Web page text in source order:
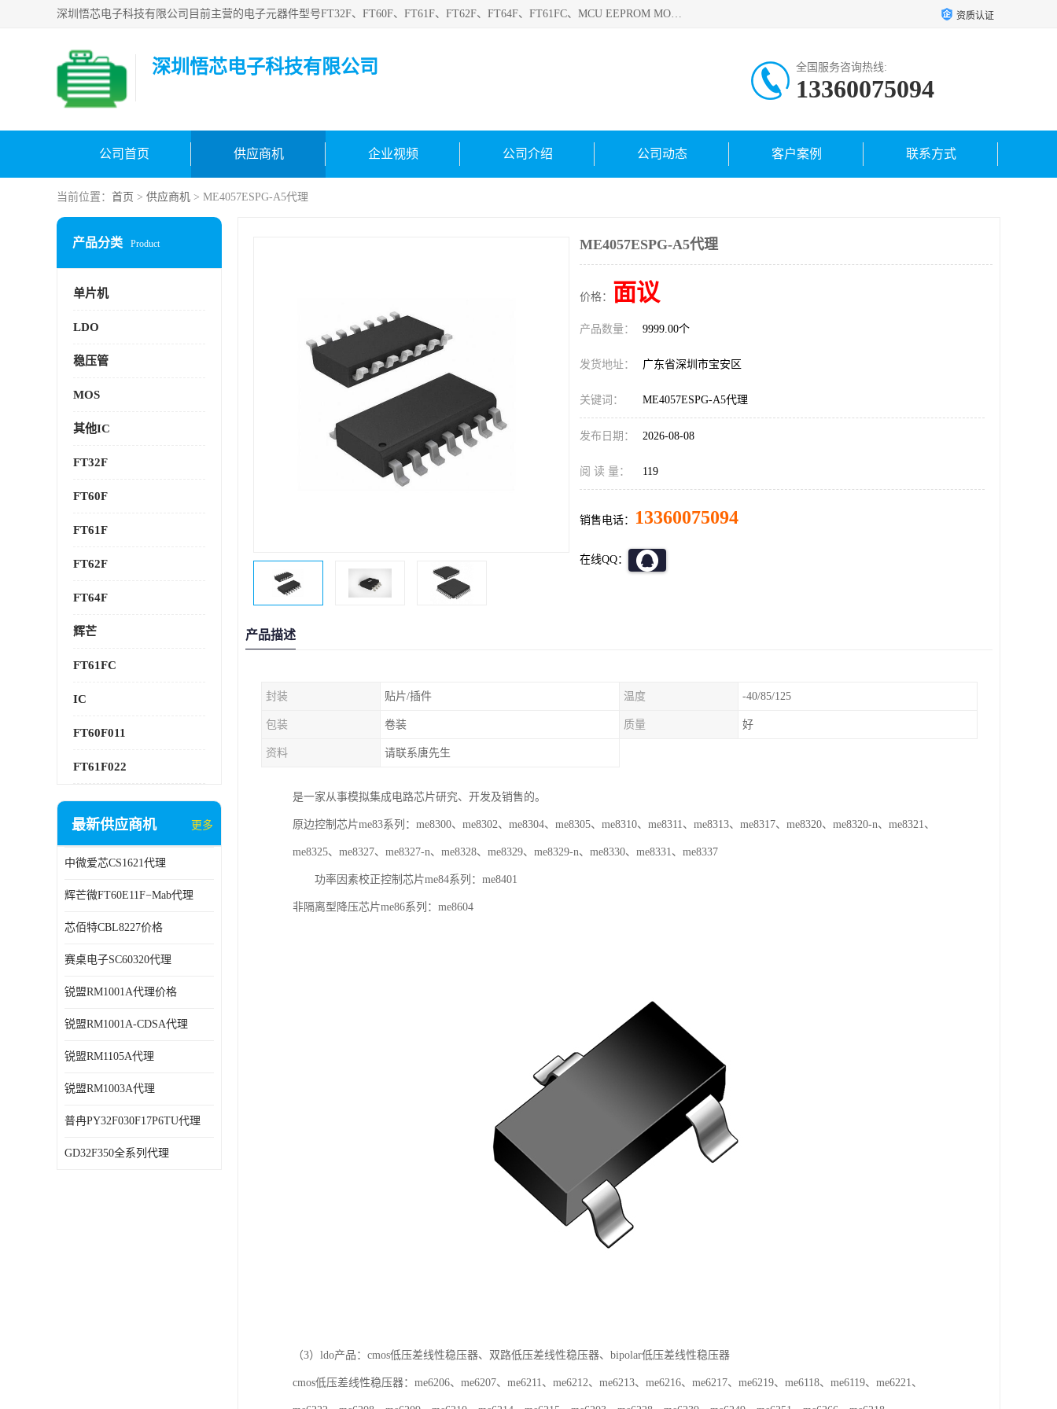
深圳悟芯电子科技有限公司目前主营的电子元器件型号FT32F、FT60F、FT61F、FT62F、FT64F、FT61FC、MCU EEPROM MOS LDO 稳压管 触摸IC DC-DC AC-DC 协议IC等，广泛应用于LED射灯、LED日光灯、等诸多领域。 资质认证
深圳悟芯电子科技有限公司 全国服务咨询热线:
13360075094
公司首页 供应商机 企业视频 公司介绍 公司动态 客户案例 联系方式
当前位置： 首页 > 供应商机 > ME4057ESPG-A5代理
产品分类 Product
单片机
LDO
稳压管
MOS
其他IC
FT32F
FT60F
FT61F
FT62F
FT64F
辉芒
FT61FC
IC
FT60F011
FT61F022
最新供应商机 更多
中微爱芯CS1621代理
辉芒微FT60E11F−Mab代理
芯佰特CBL8227价格
赛桌电子SC60320代理
锐盟RM1001A代理价格
锐盟RM1001A-CDSA代理
锐盟RM1105A代理
锐盟RM1003A代理
普冉PY32F030F17P6TU代理
GD32F350全系列代理
ME4057ESPG-A5代理
价格： 面议
产品数量： 9999.00个
发货地址： 广东省深圳市宝安区
关键词： ME4057ESPG-A5代理
发布日期： 2026-08-08
阅 读 量： 119
销售电话： 13360075094
在线QQ：
产品描述
封装 贴片/插件 温度 -40/85/125
包装 卷装 质量 好
资料 请联系唐先生
是一家从事模拟集成电路芯片研究、开发及销售的。
原边控制芯片me83系列：me8300、me8302、me8304、me8305、me8310、me8311、me8313、me8317、me8320、me8320-n、me8321、
me8325、me8327、me8327-n、me8328、me8329、me8329-n、me8330、me8331、me8337
功率因素校正控制芯片me84系列：me8401
非隔离型降压芯片me86系列：me8604
（3）ldo产品：cmos低压差线性稳压器、双路低压差线性稳压器、bipolar低压差线性稳压器
cmos低压差线性稳压器：me6206、me6207、me6211、me6212、me6213、me6216、me6217、me6219、me6118、me6119、me6221、